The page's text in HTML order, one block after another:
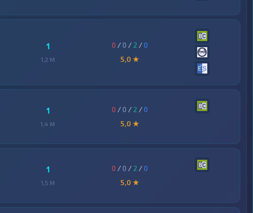
1
1,2 M
0 / 0 / 2 /0
5,0 ★
1
1,4 M
0 / 0 / 2 /0
5,0 ★
1
1,5 M
0 / 0 / 2 /0
5,0 ★